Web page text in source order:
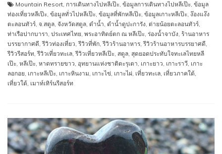
Mountain Resort, การเดินทางไปหลีเป๊ะ, ข้อมูลการเดินทางไปหลีเป๊ะ, ข้อมูล
ท่องเที่ยวหลีเป๊ะ, ข้อมูลทั่วไปหลีเป๊ะ, ข้อมูลที่พักหลีเป๊ะ, ข้อมูลเกาะหลีเป๊ะ, ง๊องแง๊ง
ตะลอนทัวร์, จ.สตูล, จังหวัดสตูล, ดำน้ำ, ดำน้ำดูปะการัง, ต่ายน้อยตะลอนทัวร์,
ท่าเรือปากบารา, ประเทศไทย, พระอาทิตย์ตก ณ หลีเป๊ะ, ร่องน้ำจาบัง, ร้านอาหาร
บรรยากาศดี,รีวิวท่องเที่ยว,รีวิวที่พัก,รีวิวร้านอาหาร,รีวิวร้านอาหารบรรยาศดี,
รีวิวรีสอร์ท,รีวิวเที่ยวทะเล,รีวิวเที่ยวหลีเป๊ะ, สตูล, สุดยอดประทับใจทะเลไทยหลี
เป๊ะ, หลีเป๊ะ, หาดทรายขาว, อุทยานแห่งชาติตะรุเตา, เกาะยาว, เกาะราวี, เกาะ
ลอกอย, เกาะหลีเป๊ะ, เกาะหินงาม, เกาะไข่, เกาะไผ่, เที่ยวทะเล, เที่ยวภาคใต้,
เที่ยวใต้, เมาท์เทิร์นรีสอร์ท